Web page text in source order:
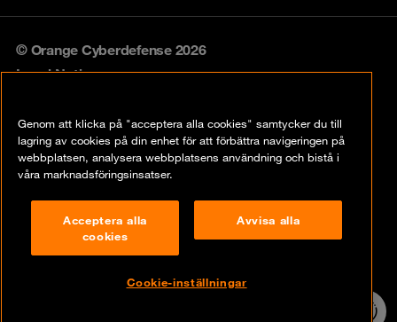
© Orange Cyberdefense 2026
Legal Notice
Vulnerability policy
Compliance
Genom att klicka på "acceptera alla cookies" samtycker du till
lagring av cookies på din enhet för att förbättra navigeringen på
webbplatsen, analysera webbplatsens användning och bistå i
våra marknadsföringsinsatser.
Acceptera alla
cookies
Avvisa alla
Cookie-inställningar